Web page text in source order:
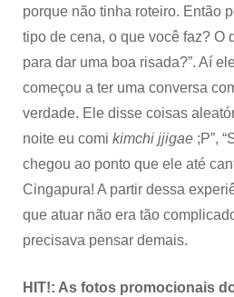
porque não tinha roteiro. Então
tipo de cena, o que você faz? O
para dar uma boa risada?”. Aí
começou a ter uma conversa
verdade. Ele disse coisas
noite eu comi kimchi jjigae ;P”,
chegou ao ponto que ele até
Cingapura! A partir dessa
que atuar não era tão
precisava pensar demais.
HIT!: As fotos promocionais